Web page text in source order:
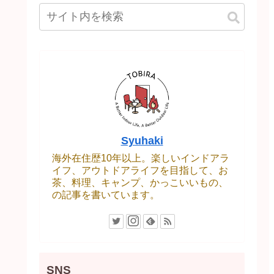
Syuhaki
海外在住歴10年以上。楽しいインドアラ
イフ、アウトドアライフを目指して、お
茶、料理、キャンプ、かっこいいもの、
の記事を書いています。
SNS